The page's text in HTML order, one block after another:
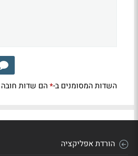
השדות המסומנים ב-*הם שדות חובה
הורדת אפליקציה